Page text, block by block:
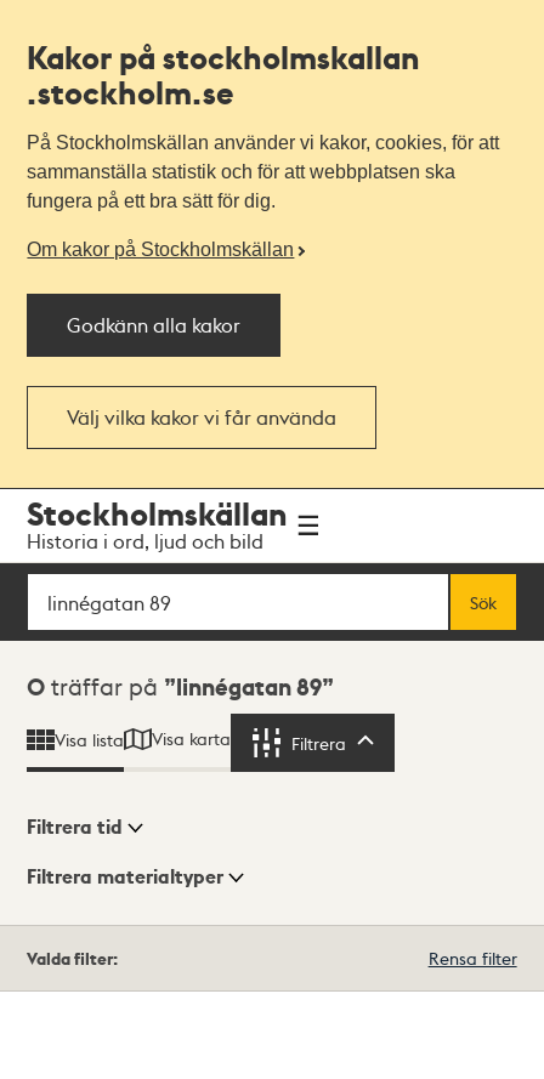
Kakor på stockholmskallan
.stockholm.se
På Stockholmskällan använder vi kakor, cookies, för att
sammanställa statistik och för att webbplatsen ska
fungera på ett bra sätt för dig.
Om kakor på Stockholmskällan
Godkänn alla kakor
Välj vilka kakor vi får använda
navigationen
huvudinnehållet
Stockholmskällan
Historia i ord, ljud och bild
Sök
Sök
Sökresultat
0 träffar på linnégatan 89
Visa lista Visa karta Filtrera
Visningsläge
Filtrera tid
Filtrera materialtyper
träffar
Valda filter: Rensa filter